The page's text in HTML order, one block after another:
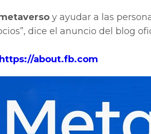
y ayudar a las
dice el anuncio del blog
https://about.fb.com